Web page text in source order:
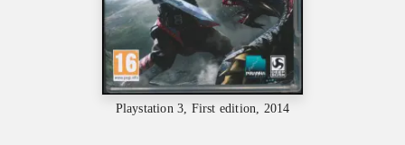
Playstation 3, First edition, 2014